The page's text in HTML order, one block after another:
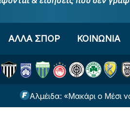
ΑΛΛΑ ΣΠΟΡ ΚΟΙΝΩΝΙΑ
Αλμέιδα: «Μακάρι ο Μέσι να μην